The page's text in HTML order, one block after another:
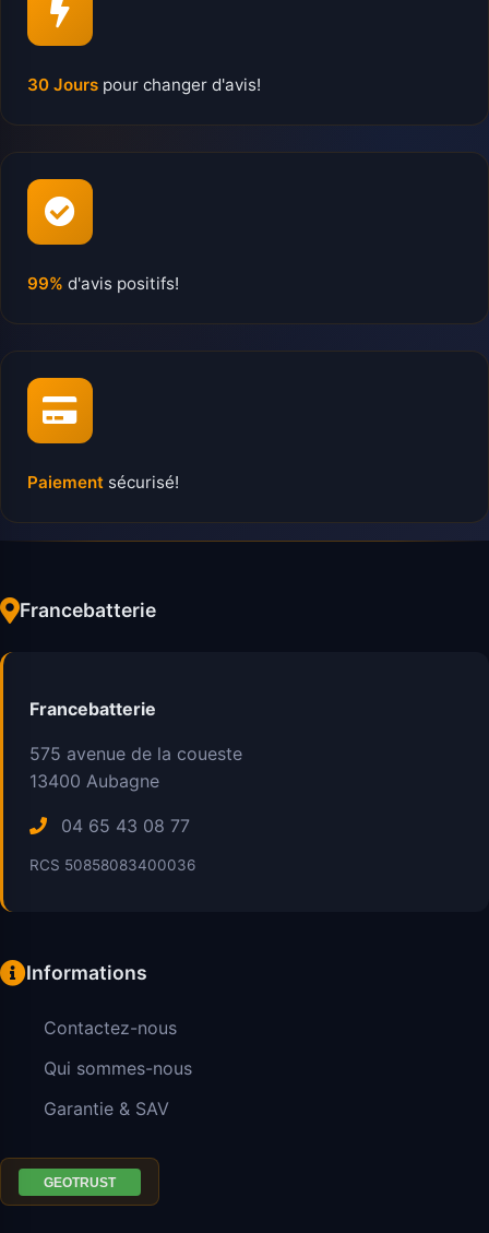
30 Jours pour changer d'avis!
99% d'avis positifs!
Paiement sécurisé!
Francebatterie
Francebatterie
575 avenue de la coueste
13400 Aubagne
04 65 43 08 77
RCS 50858083400036
Informations
Contactez-nous
Qui sommes-nous
Garantie & SAV